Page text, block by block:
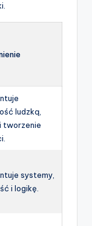
ludzką,
tworzenie
systemy,
i logikę.